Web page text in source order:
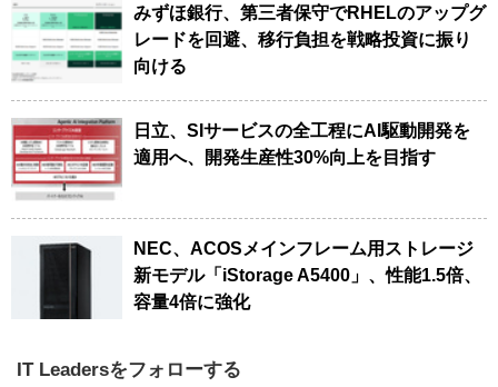
みずほ銀行、第三者保守でRHELのアップグ
レードを回避、移行負担を戦略投資に振り
向ける
日立、SIサービスの全工程にAI駆動開発を
適用へ、開発生産性30%向上を目指す
NEC、ACOSメインフレーム用ストレージ
新モデル「iStorage A5400」、性能1.5倍、
容量4倍に強化
IT Leadersをフォローする